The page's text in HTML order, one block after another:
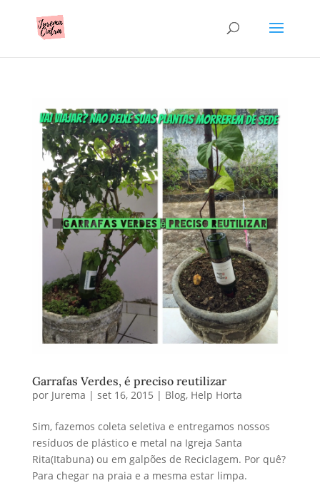
Garrafas Verdes, é preciso reutilizar
por Jurema | set 16, 2015 | Blog, Help Horta
Sim, fazemos coleta seletiva e entregamos nossos
resíduos de plástico e metal na Igreja Santa
Rita(Itabuna) ou em galpões de Reciclagem. Por quê?
Para chegar na praia e a mesma estar limpa.